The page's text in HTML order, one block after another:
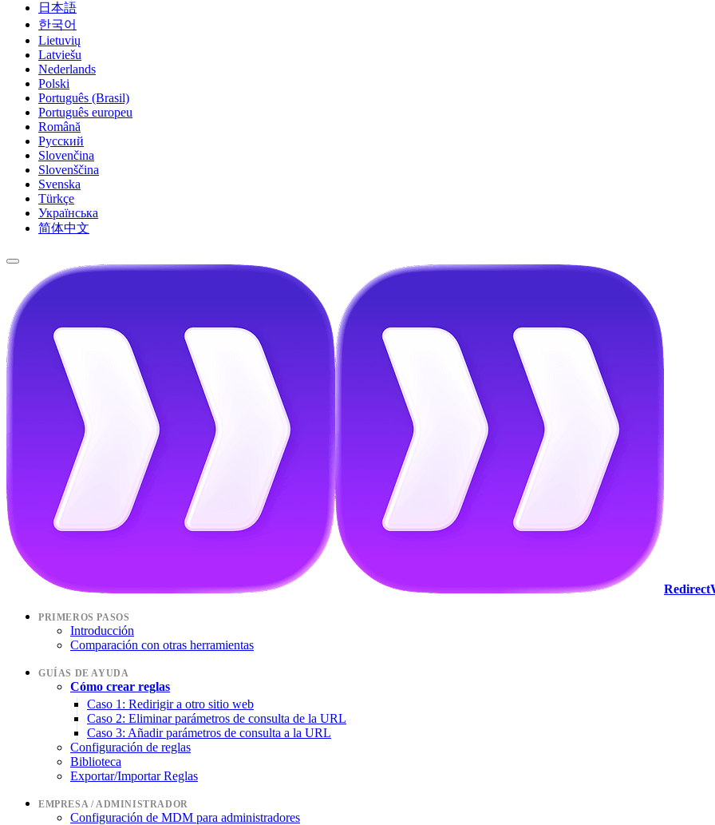
日本語
한국어
Lietuvių
Latviešu
Nederlands
Polski
Português (Brasil)
Português europeu
Română
Русский
Slovenčina
Slovenščina
Svenska
Türkçe
Українська
简体中文
PRIMEROS PASOS
Introducción
Comparación con otras herramientas
GUÍAS DE AYUDA
Cómo crear reglas
Caso 1: Redirigir a otro sitio web
Caso 2: Eliminar parámetros de consulta de la URL
Caso 3: Añadir parámetros de consulta a la URL
Configuración de reglas
Biblioteca
Exportar/Importar Reglas
EMPRESA / ADMINISTRADOR
Configuración de MDM para administradores